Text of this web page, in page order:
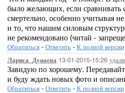
было желающих, если
смертельно, особенно учитывая
и то, что нашим силовым
не рекомендовано (читай -
Обратиться - Ответить - К полной версии
Лариса_Дунаева 13-01-2015-15:26
Завидую по хорошему.
и буду ждать новых фото и
Обратиться - Ответить - К полной версии